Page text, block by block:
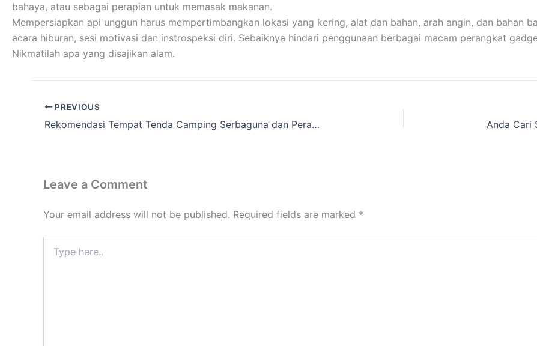
bahaya, atau sebagai perapian untuk memasak makanan.
Mempersiapkan api unggun harus mempertimbangkan lokasi yang kering, alat dan bahan, arah angin, dan bahan
acara hiburan, sesi motivasi dan instrospeksi diri. Sebaiknya hindari penggunaan berbagai macam perangkat
Nikmatilah apa yang disajikan alam.
PREVIOUS
Rekomendasi Tempat Tenda Camping Serbaguna dan Peralatan Kemping yang direntalkan wilayah Garuda,Kota Bandung
Leave a Comment
Your email address will not be published. Required fields are marked *
here..